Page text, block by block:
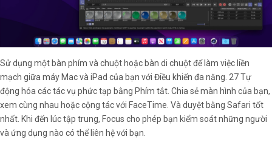
Sử dụng một bàn phím và chuột hoặc bàn di chuột để làm việc liền
mạch giữa máy Mac và iPad của bạn với Điều khiển đa năng. 27 Tự
động hóa các tác vụ phức tạp bằng Phím tắt. Chia sẻ màn hình của bạn,
xem cùng nhau hoặc cộng tác với FaceTime. Và duyệt bằng Safari tốt
nhất. Khi đến lúc tập trung, Focus cho phép bạn kiểm soát những người
và ứng dụng nào có thể liên hệ với bạn.